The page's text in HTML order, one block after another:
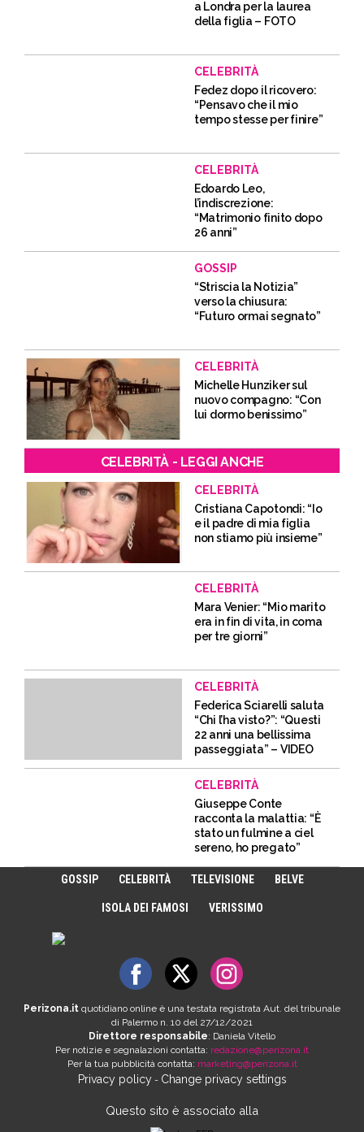
a Londra per la laurea
della figlia – FOTO
CELEBRITÀ
Fedez dopo il ricovero:
“Pensavo che il mio
tempo stesse per finire”
CELEBRITÀ
Edoardo Leo,
l’indiscrezione:
“Matrimonio finito dopo
26 anni”
GOSSIP
“Striscia la Notizia”
verso la chiusura:
“Futuro ormai segnato”
CELEBRITÀ
Michelle Hunziker sul
nuovo compagno: “Con
lui dormo benissimo”
CELEBRITÀ - LEGGI ANCHE
CELEBRITÀ
Cristiana Capotondi: “Io
e il padre di mia figlia
non stiamo più insieme”
CELEBRITÀ
Mara Venier: “Mio marito
era in fin di vita, in coma
per tre giorni”
CELEBRITÀ
Federica Sciarelli saluta
“Chi l’ha visto?”: “Questi
22 anni una bellissima
passeggiata” – VIDEO
CELEBRITÀ
Giuseppe Conte
racconta la malattia: “È
stato un fulmine a ciel
sereno, ho pregato”
GOSSIP CELEBRITÀ TELEVISIONE BELVE
ISOLA DEI FAMOSI VERISSIMO
Perizona.it quotidiano online è una testata registrata Aut. del tribunale
di Palermo n. 10 del 27/12/2021
Direttore responsabile: Daniela Vitello
Per notizie e segnalazioni contatta: redazione@perizona.it
Per la tua pubblicità contatta: marketing@perizona.it
Privacy policy- Change privacy settings
Questo sito è associato alla